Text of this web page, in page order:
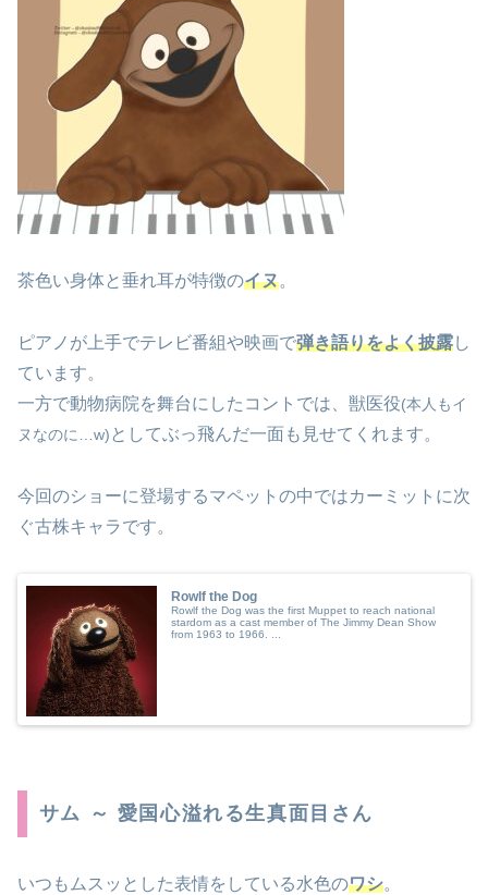
茶色い身体と垂れ耳が特徴のイヌ。
ピアノが上手でテレビ番組や映画で弾き語りをよく披露し
ています。
一方で動物病院を舞台にしたコントでは、獣医役(本人もイ
ヌなのに…w) としてぶっ飛んだ一面も見せてくれます。
今回のショーに登場するマペットの中ではカーミットに次
ぐ古株キャラです。
Rowlf the Dog
Rowlf the Dog was the first Muppet to reach national
stardom as a cast member of The Jimmy Dean Show
from 1963 to 1966. ...
サム ～ 愛国心溢れる生真面目さん
いつもムスッとした表情をしている水色のワシ。